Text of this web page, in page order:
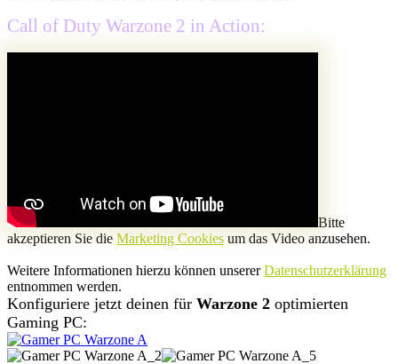
Call of Duty Warzone 2 in Action:
Bitte
akzeptieren Sie die Marketing Cookies um das Video anzusehen.
Weitere Informationen hierzu können unsererDatenschutzerklärung
entnommen werden.
Konfiguriere jetzt deinen für Warzone 2 optimierten
Gaming PC: